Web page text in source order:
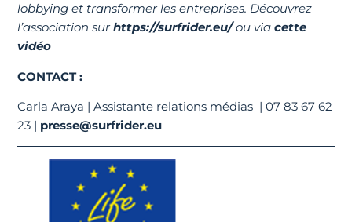
lobbying et transformer les entreprises. Découvrez
l’association surhttps://surfrider.eu/ ou viacette
vidéo
CONTACT :
Carla Araya | Assistante relations médias | 07 83 67 62
23 | presse@surfrider.eu